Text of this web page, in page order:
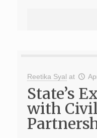
Reetika Syal at
State’s
with